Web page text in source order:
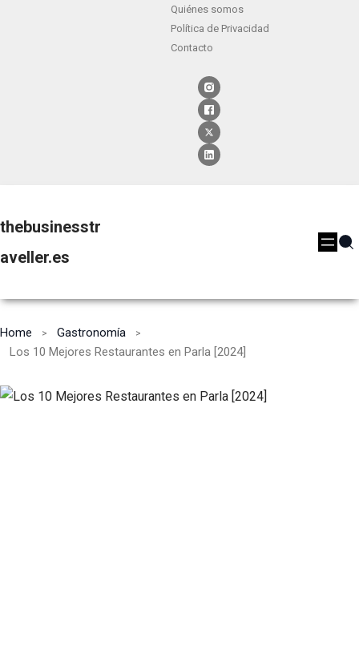
Quiénes somos
Política de Privacidad
Contacto
thebusinesstr
aveller.es
Home
Gastronomía
Los 10 Mejores Restaurantes en Parla [2024]